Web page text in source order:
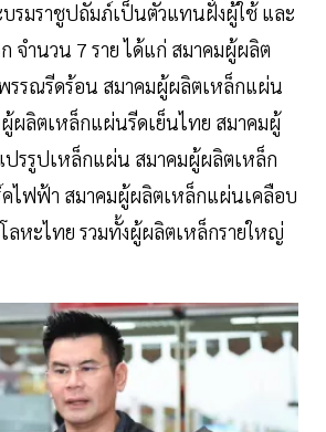
บรมราชูปถัมภ์เป็นตัวแทนฝั่งผู้ใช้ และ
จำนวน 7 ราย ได้แก่ สมาคมผู้ผลิต
พรรณรีดร้อน สมาคมผู้ผลิตเหล็กแผ่น
ผลิตเหล็กแผ่นรีดเย็นไทย สมาคมผู้
รรูปเหล็กแผ่น สมาคมผู้ผลิตเหล็ก
คไฟฟ้า สมาคมผู้ผลิตเหล็กแผ่นเคลือบ
ลหะไทย รวมทั้งผู้ผลิตเหล็กรายใหญ่